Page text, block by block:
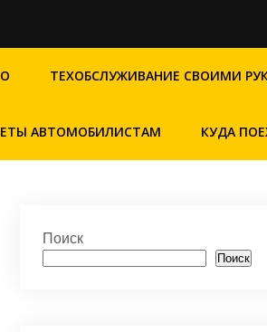
ТЕХОБСЛУЖИВАНИЕ СВОИМИ
АВТОМОБИЛИСТАМ КУДА
Поиск
Поиск